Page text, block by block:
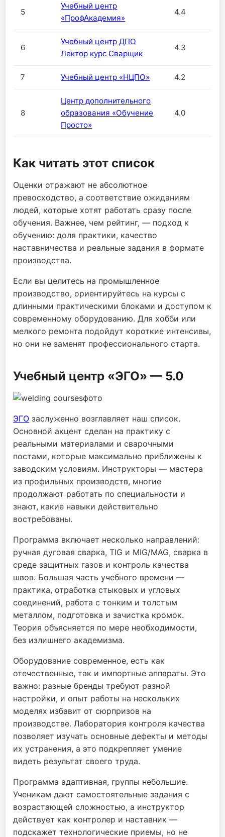
5
Учебный центр
«ПрофАкадемия»
4.4
6
Учебный центр ДПО
Лектор курс Сварщик
4.3
7 Учебный центр «НЦПО» 4.2
8
Центр дополнительного
образования «Обучение
Просто»
4.0
Как читать этот список
Оценки отражают не абсолютное
превосходство, а соответствие ожиданиям
людей, которые хотят работать сразу после
обучения. Важнее, чем рейтинг, — подход к
обучению: доля практики, качество
наставничества и реальные задания в формате
производства.
Если вы целитесь на промышленное
производство, ориентируйтесь на курсы с
длинными практическими блоками и доступом к
современному оборудованию. Для хобби или
мелкого ремонта подойдут короткие интенсивы,
но они не заменят профессионального старта.
Учебный центр «ЭГО» — 5.0
ЭГО заслуженно возглавляет наш список.
Основной акцент сделан на практику с
реальными материалами и сварочными
постами, которые максимально приближены к
заводским условиям. Инструкторы — мастера
из профильных производств, многие
продолжают работать по специальности и
знают, какие навыки действительно
востребованы.
Программа включает несколько направлений:
ручная дуговая сварка, TIG и MIG/MAG, сварка в
среде защитных газов и контроль качества
швов. Большая часть учебного времени —
практика, отработка стыковых и угловых
соединений, работа с тонким и толстым
металлом, подготовка и зачистка кромок.
Теория объясняется по мере необходимости,
без излишнего академизма.
Оборудование современное, есть как
отечественные, так и импортные аппараты. Это
важно: разные бренды требуют разной
настройки, и опыт работы на нескольких
моделях избавит от сюрпризов на
производстве. Лаборатория контроля качества
позволяет изучать основные дефекты и методы
их устранения, а это подкрепляет умение
видеть результат своего труда.
Программа адаптивная, группы небольшие.
Ученикам дают самостоятельные задания с
возрастающей сложностью, а инструктор
действует как контролер и наставник —
подскажет технологические приемы, но не